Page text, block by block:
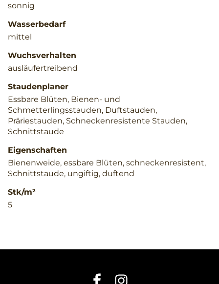
sonnig
Wasserbedarf
mittel
Wuchsverhalten
ausläufertreibend
Staudenplaner
Essbare Blüten, Bienen- und
Schmetterlingsstauden, Duftstauden,
Präriestauden, Schneckenresistente Stauden,
Schnittstaude
Eigenschaften
Bienenweide, essbare Blüten, schneckenresistent,
Schnittstaude, ungiftig, duftend
Stk/m²
5